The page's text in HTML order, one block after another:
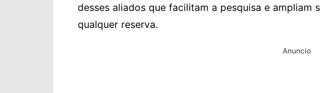
desses aliados que facilitam a pesquisa e
qualquer reserva.
Anuncio